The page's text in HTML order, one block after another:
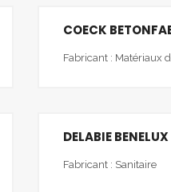
COECK
Fabricant : Matériaux
DELABIE BENELUX
Fabricant : Sanitaire